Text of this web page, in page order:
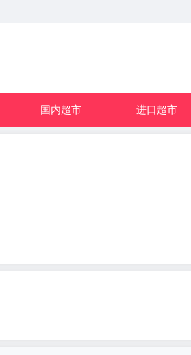
国内超市 进口超市